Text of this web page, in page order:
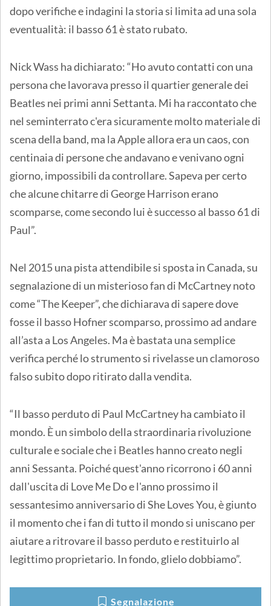
dopo verifiche e indagini la storia si limita ad una sola
eventualità: il basso 61 è stato rubato.
Nick Wass ha dichiarato: “Ho avuto contatti con una
persona che lavorava presso il quartier generale dei
Beatles nei primi anni Settanta. Mi ha raccontato che
nel seminterrato c'era sicuramente molto materiale di
scena della band, ma la Apple allora era un caos, con
centinaia di persone che andavano e venivano ogni
giorno, impossibili da controllare. Sapeva per certo
che alcune chitarre di George Harrison erano
scomparse, come secondo lui è successo al basso 61 di
Paul”.
Nel 2015 una pista attendibile si sposta in Canada, su
segnalazione di un misterioso fan di McCartney noto
come “The Keeper”, che dichiarava di sapere dove
fosse il basso Hofner scomparso, prossimo ad andare
all’asta a Los Angeles. Ma è bastata una semplice
verifica perché lo strumento si rivelasse un clamoroso
falso subito dopo ritirato dalla vendita.
“Il basso perduto di Paul McCartney ha cambiato il
mondo. È un simbolo della straordinaria rivoluzione
culturale e sociale che i Beatles hanno creato negli
anni Sessanta. Poiché quest'anno ricorrono i 60 anni
dall'uscita di Love Me Do e l'anno prossimo il
sessantesimo anniversario di She Loves You, è giunto
il momento che i fan di tutto il mondo si uniscano per
aiutare a ritrovare il basso perduto e restituirlo al
legittimo proprietario. In fondo, glielo dobbiamo”.
Segnalazione